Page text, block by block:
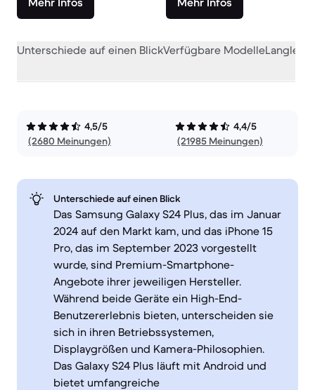
Unterschiede auf einen BlickVerfügbare Modelle
4,5/5
(2680 Meinungen)
4,4/5
(21985 Meinungen)
Unterschiede auf einen Blick
Das Samsung Galaxy S24 Plus, das im Januar
2024 auf den Markt kam, und das iPhone 15
Pro, das im September 2023 vorgestellt
wurde, sind Premium-Smartphone-
Angebote ihrer jeweiligen Hersteller.
Während beide Geräte ein High-End-
Benutzererlebnis bieten, unterscheiden sie
sich in ihren Betriebssystemen,
Displaygrößen und Kamera-Philosophien.
Das Galaxy S24 Plus läuft mit Android und
bietet umfangreiche